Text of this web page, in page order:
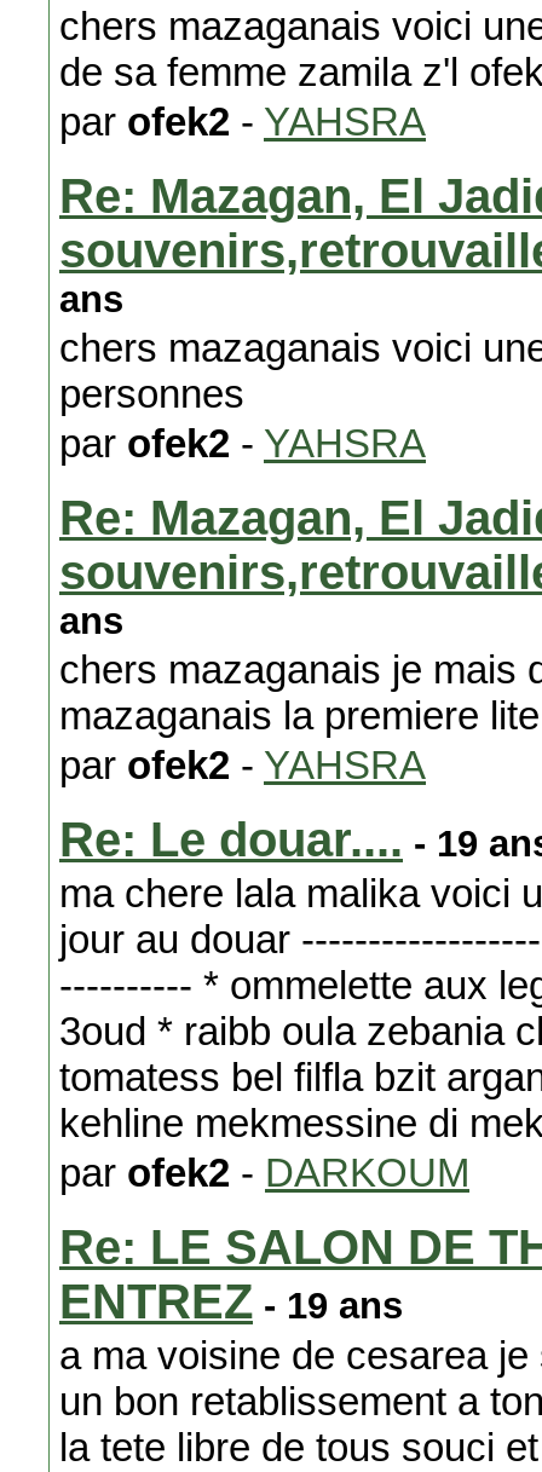
chers mazaganais voici
de sa femme zamila z'l
par ofek2 - YAHSRA
Re: Mazagan, El
ans
chers mazaganais voici
personnes
par ofek2 - YAHSRA
Re: Mazagan, El
ans
chers mazaganais je mais
mazaganais la premiere
par ofek2 - YAHSRA
Re: Le douar.... - 19
ma chere lala malika voici
jour au douar
---------- * ommelette aux
3oud * raibb oula zebania
tomatess bel filfla bzit
kehline mekmessine di
par ofek2 - DARKOUM
Re: LE SALON DE
ENTREZ - 19 ans
a ma voisine de cesarea
un bon retablissement a
la tete libre de tous souci